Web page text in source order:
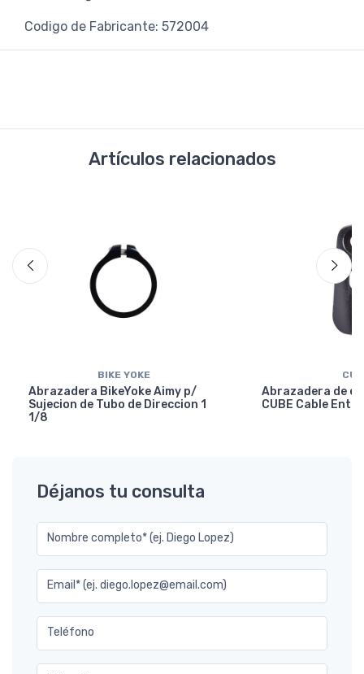
Codigo de Fabricante: 572004
Artículos relacionados
BIKE YOKE
Abrazadera BikeYoke Aimy p/
Sujecion de Tubo de Direccion 1
1/8
Abrazadera de
CUBE Cable
Déjanos tu consulta
Nombre completo* (ej. Diego Lopez)
Email* (ej. diego.lopez@email.com)
Teléfono